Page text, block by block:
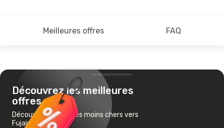
Meilleures offres FAQ
Découvrez les meilleures
offres
Découvrez les vols les moins chers vers
Fujairah